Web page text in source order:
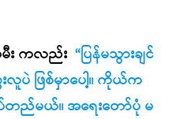
း ကလည်း “ပြန်မသွားချင်
လူပဲ ဖြစ်မှာပေါ့။ ကိုယ်က
မယ်။ အရေးတော်ပုံ မ